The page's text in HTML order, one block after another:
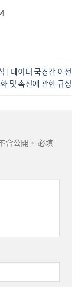
| 데이터 국경간 이전
및 촉진에 관한 규정
會公開。 必填